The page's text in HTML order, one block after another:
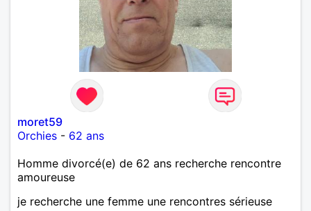
moret59
Orchies - 62 ans
Homme divorcé(e) de 62 ans recherche rencontre
amoureuse
je recherche une femme une rencontres sérieuse